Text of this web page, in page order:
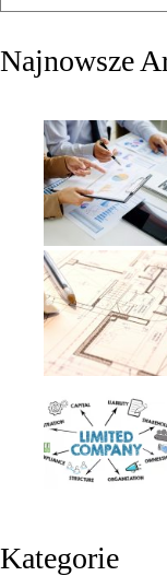
Najnowsze
Kategorie